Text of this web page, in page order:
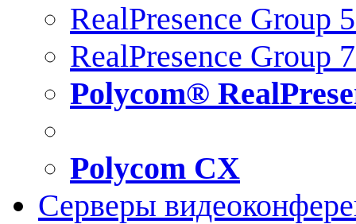
RealPresence Group
RealPresence Group
Polycom®
Polycom CX
Серверы